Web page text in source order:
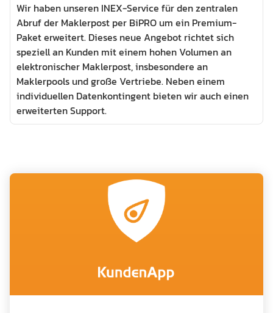
Wir haben unseren INEX-Service für den zentralen
Abruf der Maklerpost per BiPRO um ein Premium-
Paket erweitert. Dieses neue Angebot richtet sich
speziell an Kunden mit einem hohen Volumen an
elektronischer Maklerpost, insbesondere an
Maklerpools und große Vertriebe. Neben einem
individuellen Datenkontingent bieten wir auch einen
erweiterten Support.